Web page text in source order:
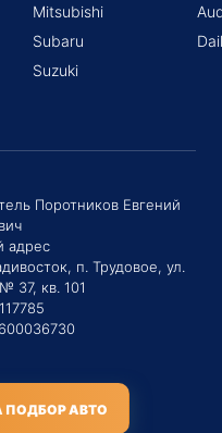
Mitsubishi
Subaru
Suzuki
Поротников Евгений
адрес
п. Трудовое, ул.
37, кв. 101
ПОДБОР АВТО